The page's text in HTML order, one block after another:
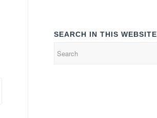
SEARCH IN THIS WEBSITE